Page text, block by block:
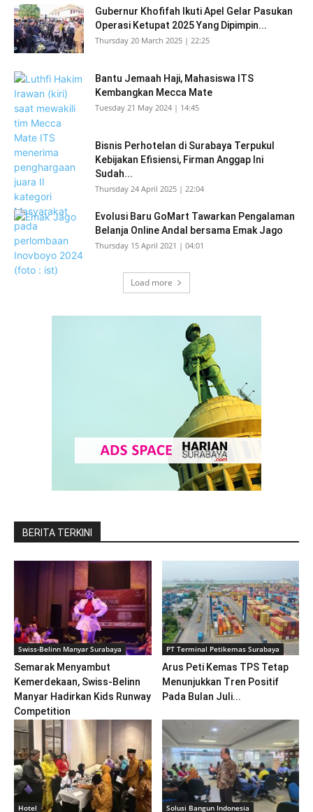
Gubernur Khofifah Ikuti Apel Gelar Pasukan
Operasi Ketupat 2025 Yang Dipimpin...
Thursday 20 March 2025 | 22:25
Bantu Jemaah Haji, Mahasiswa ITS
Kembangkan Mecca Mate
Tuesday 21 May 2024 | 14:45
Bisnis Perhotelan di Surabaya Terpukul
Kebijakan Efisiensi, Firman Anggap Ini
Sudah...
Thursday 24 April 2025 | 22:04
Evolusi Baru GoMart Tawarkan Pengalaman
Belanja Online Andal bersama Emak Jago
Thursday 15 April 2021 | 04:01
Load more
BERITA TERKINI
Swiss-Belinn Manyar Surabaya
Semarak Menyambut
Kemerdekaan, Swiss-Belinn
Manyar Hadirkan Kids Runway
Competition
PT Terminal Petikemas Surabaya
Arus Peti Kemas TPS Tetap
Menunjukkan Tren Positif
Pada Bulan Juli...
Hotel Solusi Bangun Indonesia